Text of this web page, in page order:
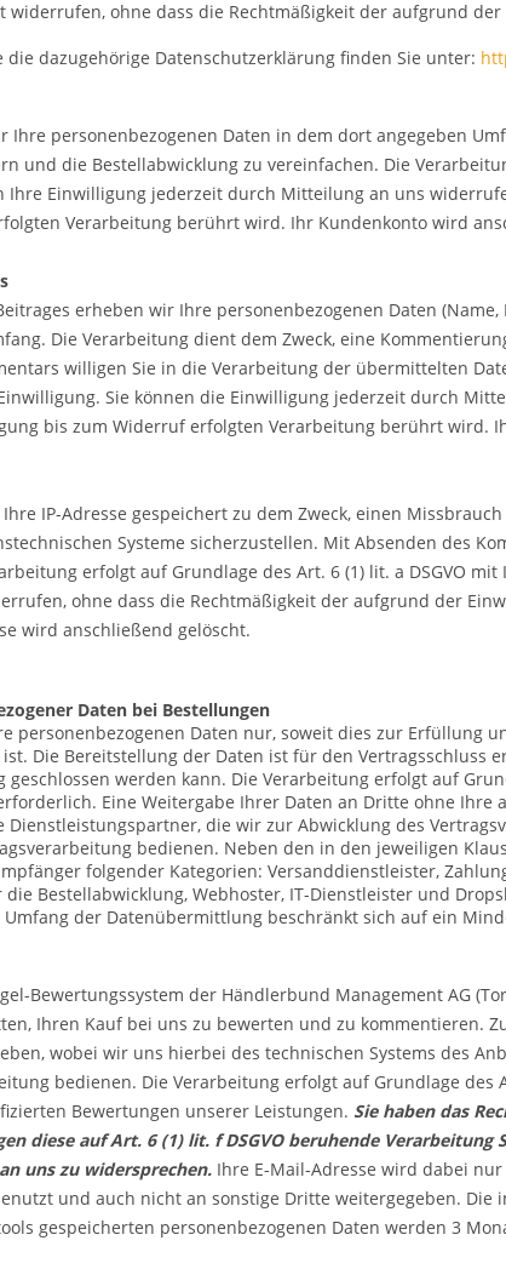
widerrufen, ohne dass die Rechtmäßigkeit der aufgrund
die dazugehörige Datenschutzerklärung finden Sie unter:
personenbezogenen Daten in dem dort angegeben
und die Bestellabwicklung zu vereinfachen. Die
Ihre Einwilligung jederzeit durch Mitteilung an uns
Verarbeitung berührt wird. Ihr Kundenkonto wird
erheben wir Ihre personenbezogenen Daten (Name,
Die Verarbeitung dient dem Zweck, eine
willigen Sie in die Verarbeitung der übermittelten
Sie können die Einwilligung jederzeit durch
bis zum Widerruf erfolgten Verarbeitung berührt wird.
IP-Adresse gespeichert zu dem Zweck, einen
Systeme sicherzustellen. Mit Absenden des
erfolgt auf Grundlage des Art. 6 (1) lit. a DSGVO
ohne dass die Rechtmäßigkeit der aufgrund der
wird anschließend gelöscht.
Daten bei Bestellungen
personenbezogenen Daten nur, soweit dies zur Erfüllung
Die Bereitstellung der Daten ist für den Vertragsschluss
werden kann. Die Verarbeitung erfolgt auf
Eine Weitergabe Ihrer Daten an Dritte ohne Ihre
die wir zur Abwicklung des
bedienen. Neben den in den jeweiligen
folgender Kategorien: Versanddienstleister,
Bestellabwicklung, Webhoster, IT-Dienstleister und
der Datenübermittlung beschränkt sich auf ein
Bewertungssystem der Händlerbund Management AG
Ihren Kauf bei uns zu bewerten und zu kommentieren.
wobei wir uns hierbei des technischen Systems des
bedienen. Die Verarbeitung erfolgt auf Grundlage des
Bewertungen unserer Leistungen. Sie haben das
diese auf Art. 6 (1) lit. f DSGVO beruhende Verarbeitung
uns zu widersprechen. Ihre E-Mail-Adresse wird dabei
und auch nicht an sonstige Dritte weitergegeben. Die
gespeicherten personenbezogenen Daten werden 3